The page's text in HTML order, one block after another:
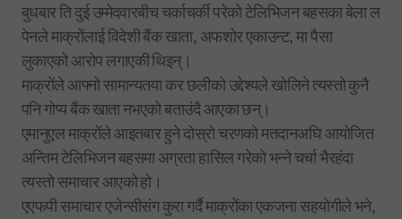
बुधबार ति दुई उम्मेदवारबीच चर्काचर्की परेको टेलिभिजन बहसका बेला ल
पेनले माक्रोंलाई विदेशी बैंक खाता, अफशोर एकाउन्ट, मा पैसा
लुकाएको आरोप लगाएकी थिइन्।
माक्रोंले आफ्नो सामान्यतया कर छलीको उद्देश्यले खोलिने त्यस्तो कुनै
पनि गोप्य बैंक खाता नभएको बताउंदै आएका छन्।
एमानुएल माक्रोंले आइतबार हुने दोस्रो चरणको मतदानअघि आयोजित
अन्तिम टेलिभिजन बहसमा अग्रता हासिल गरेको भन्ने चर्चा भैरहंदा
त्यस्तो समाचार आएको हो।
एएफपी समाचार एजेन्सीसंग कुरा गर्दै माक्रोंका एकजना सहयोगीले भने,